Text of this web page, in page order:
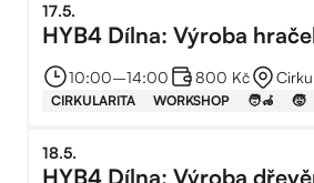
17.5.
HYB4 Dílna: Výroba
10:00–⁠14:00 800 Kč
CIRKULARITA WORKSHOP 🧑‍🦽 🧒
18.5.
HYB4 Dílna: Výroba